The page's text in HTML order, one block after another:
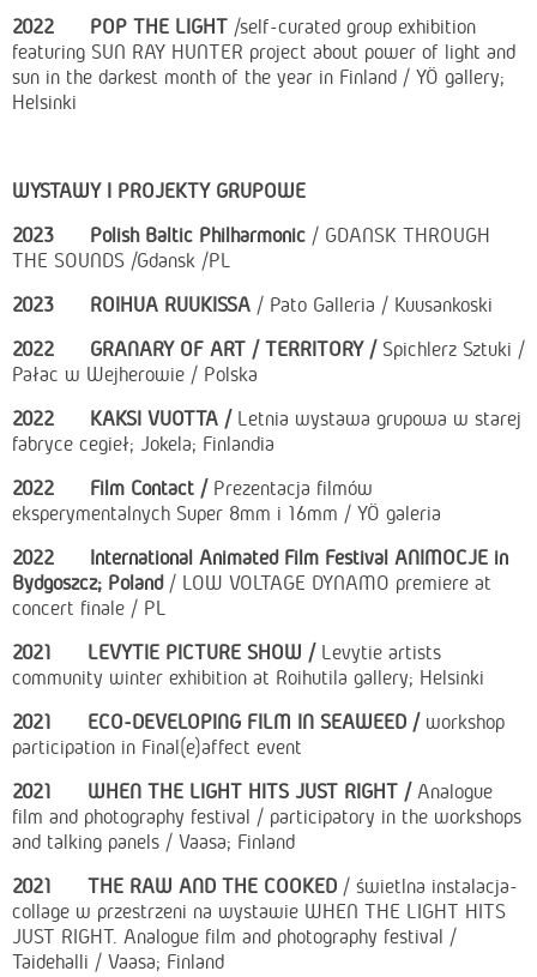
2022 POP THE LIGHT /self-curated group exhibition
featuring SUN RAY HUNTER project about power of light and
sun in the darkest month of the year in Finland / YÖ gallery;
Helsinki
WYSTAWY I PROJEKTY GRUPOWE
2023 Polish Baltic Philharmonic / GDANSK THROUGH
THE SOUNDS /Gdansk /PL
2023 ROIHUA RUUKISSA / Pato Galleria / Kuusankoski
2022 GRANARY OF ART /TERRITORY / Spichlerz Sztuki /
Pałac w Wejherowie / Polska
2022 KAKSI VUOTTA /Letnia wystawa grupowa w starej
fabryce cegieł; Jokela; Finlandia
2022 Film Contact / Prezentacja filmów
eksperymentalnych Super 8mm i 16mm / YÖ galeria
2022 International Animated Film Festival ANIMOCJE in
Bydgoszcz; Poland/ LOW VOLTAGE DYNAMO premiere at
concert finale / PL
2021 LEVYTIE PICTURE SHOW / Levytie artists
community winter exhibition at Roihutila gallery; Helsinki
2021 ECO-DEVELOPING FILM IN SEAWEED / workshop
participation in Final(e)affect event
2021 WHEN THE LIGHT HITS JUST RIGHT /Analogue
film and photography festival / participatory in the workshops
and talking panels / Vaasa; Finland
2021 THE RAW AND THE COOKED / świetlna instalacja-
collage w przestrzeni na wystawie WHEN THE LIGHT HITS
JUST RIGHT. Analogue film and photography festival /
Taidehalli / Vaasa; Finland